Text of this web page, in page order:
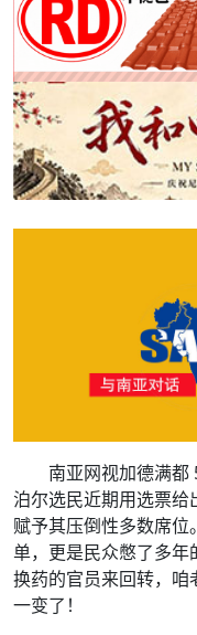
南亚网视加德满都
泊尔选民近期用选票
赋予其压倒性多数席
单，更是民众憋了多年
换药的官员来回转，
一变了！